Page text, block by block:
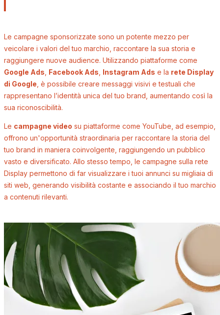
Le campagne sponsorizzate sono un potente mezzo per
veicolare i valori del tuo marchio, raccontare la sua storia e
raggiungere nuove audience. Utilizzando piattaforme come
Google Ads Facebook Ads Instagram Ads e la rete Display
di Google , è possibile creare messaggi visivi e testuali che
rappresentano l’identità unica del tuo brand, aumentando così la
sua riconoscibilità.
Le campagne video su piattaforme come YouTube, ad esempio,
offrono un'opportunità straordinaria per raccontare la storia del
tuo brand in maniera coinvolgente, raggiungendo un pubblico
vasto e diversificato. Allo stesso tempo, le campagne sulla rete
Display permettono di far visualizzare i tuoi annunci su migliaia di
siti web, generando visibilità costante e associando il tuo marchio
a contenuti rilevanti.